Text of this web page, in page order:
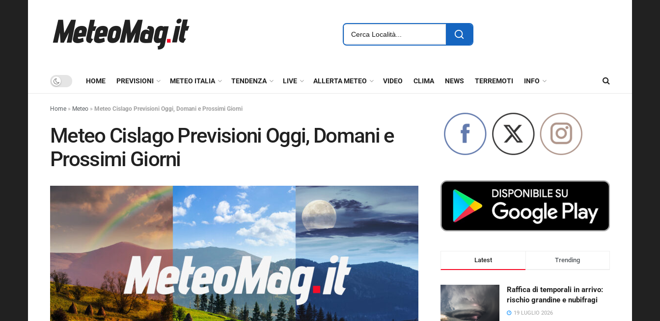
HOME PREVISIONI METEO ITALIA TENDENZA LIVE ALLERTA METEO VIDEO CLIMA NEWS TERREMOTI INFO
Home » Meteo » Meteo Cislago Previsioni Oggi, Domani e Prossimi Giorni
Meteo Cislago Previsioni Oggi, Domani e
Prossimi Giorni
Latest Trending
Raffica di temporali in arrivo:
rischio grandine e nubifragi
19 LUGLIO 2026